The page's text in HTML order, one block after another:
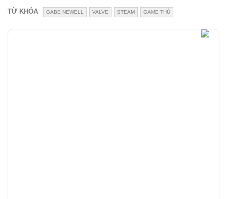
TỪ KHÓA GABE NEWELL VALVE STEAM GAME THỦ